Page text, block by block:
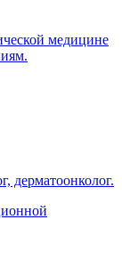
медицине
дерматоонколог.